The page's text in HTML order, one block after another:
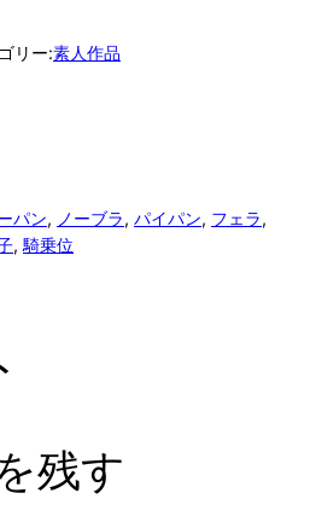
リー:素人作品
パン, ノーブラ, パイパン, フェラ
, 騎乗位
残す